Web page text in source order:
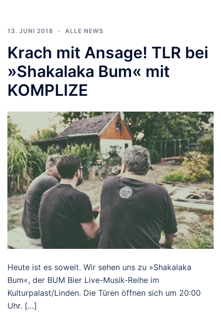
13. JUNI 2018 ALLE NEWS
Krach mit Ansage! TLR bei
»Shakalaka Bum« mit
KOMPLIZE
Heute ist es soweit. Wir sehen uns zu »Shakalaka
Bum«, der BUM Bier Live-Musik-Reihe im
Kulturpalast/Linden. Die Türen öffnen sich um 20:00
Uhr. […]